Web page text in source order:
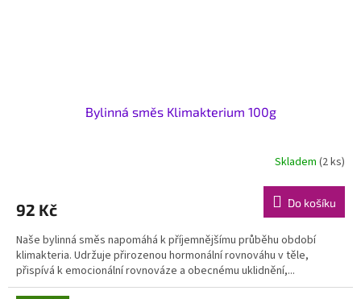
Bylinná směs Klimakterium 100g
Skladem (2 ks)
92 Kč Do košíku
Naše bylinná směs napomáhá k příjemnějšímu průběhu období
klimakteria. Udržuje přirozenou hormonální rovnováhu v těle,
přispívá k emocionální rovnováze a obecnému uklidnění,...